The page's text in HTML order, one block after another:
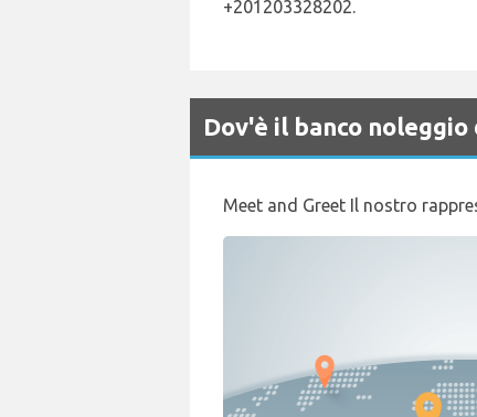
+201203328202.
Dov'è il banco
Meet and Greet Il nostro